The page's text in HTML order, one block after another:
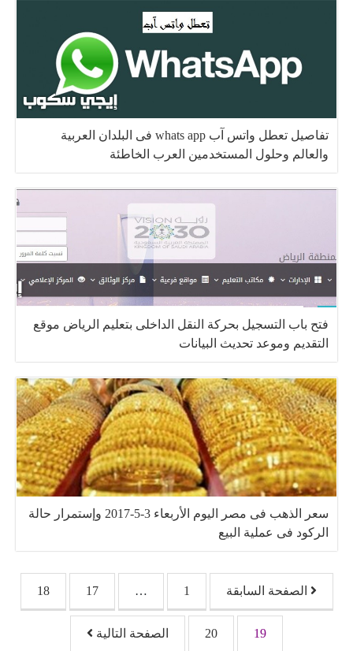
تفاصيل تعطل واتس آب whats app فى البلدان العربية
والعالم وحلول المستخدمين العرب الخاطئة
فتح باب التسجيل بحركة النقل الداخلى بتعليم الرياض موقع
التقديم وموعد تحديث البيانات
سعر الذهب فى مصر اليوم الأربعاء 3-5-2017 وإستمرار حالة
الركود فى عملية البيع
تصفّح المقالات
الصفحة السابقة 1
…
17
18
19
20 الصفحة التالية